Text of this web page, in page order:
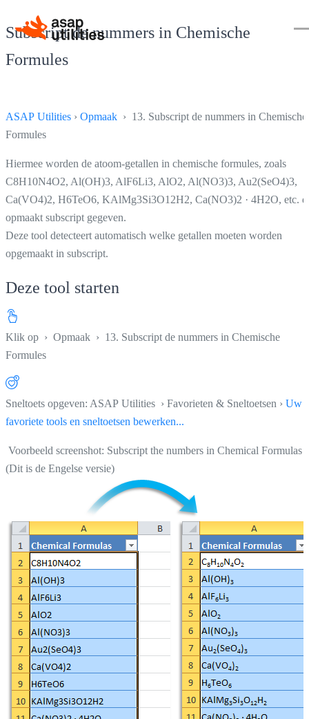
Subscript de nummers in Chemische
Formules
ASAP Utilities › Opmaak › 13. Subscript de nummers in Chemische
Formules
Hiermee worden de atoom-getallen in chemische formules, zoals
C8H10N4O2, Al(OH)3, AlF6Li3, AlO2, Al(NO3)3, Au2(SeO4)3,
Ca(VO4)2, H6TeO6, KAlMg3Si3O12H2, Ca(NO3)2 · 4H2O, etc.
opmaakt subscript gegeven.
Deze tool detecteert automatisch welke getallen moeten worden
opgemaakt in subscript.
Deze tool starten
Klik op › Opmaak › 13. Subscript de nummers in Chemische
Formules
Sneltoets opgeven: ASAP Utilities › Favorieten & Sneltoetsen › Uw
favoriete tools en sneltoetsen bewerken...
Voorbeeld screenshot: Subscript the numbers in Chemical Formulas
(Dit is de Engelse versie)